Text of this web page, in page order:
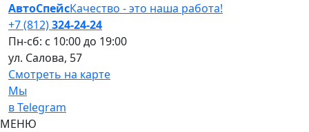
АвтоСпейсКачество - это наша работа!
+7 (812)324-24-24
Пн-сб: с 10:00 до 19:00
ул. Салова, 57
Смотреть на карте
Мы
в Telegram
МЕНЮ